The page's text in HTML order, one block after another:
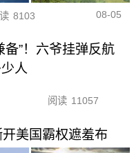
8103 08-05
备”！六爷挂弹反航
人
阅读 11057
美国霸权遮羞布